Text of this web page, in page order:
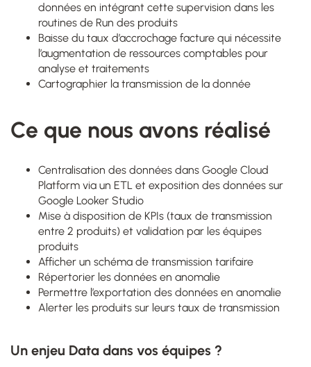
données en intégrant cette supervision dans les
routines de Run des produits
Baisse du taux d’accrochage facture qui nécessite
l’augmentation de ressources comptables pour
analyse et traitements
Cartographier la transmission de la donnée
Ce que nous avons réalisé
Centralisation des données dans Google Cloud
Platform via un ETL et exposition des données sur
Google Looker Studio
Mise à disposition de KPIs (taux de transmission
entre 2 produits) et validation par les équipes
produits
Afficher un schéma de transmission tarifaire
Répertorier les données en anomalie
Permettre l’exportation des données en anomalie
Alerter les produits sur leurs taux de transmission
Un enjeu Data dans vos équipes ?